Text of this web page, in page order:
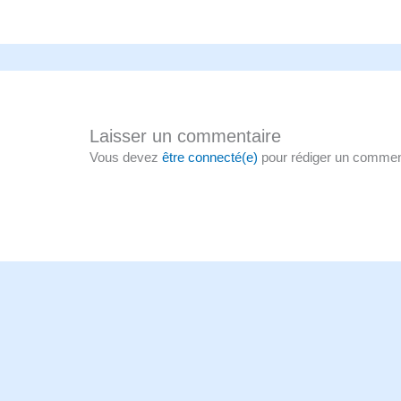
Laisser un commentaire
Vous devezêtre connecté(e) pour rédiger un